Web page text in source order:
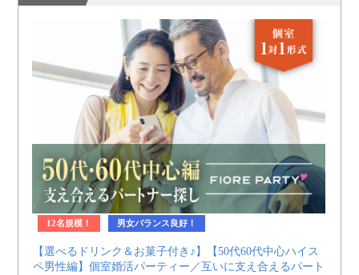
12名規模！ 男女バランス良好！
【選べるドリンク＆お菓子付き♪】【50代60代中心ハイス
ペ男性編】個室婚活パーティー／互いに支え合えるパート